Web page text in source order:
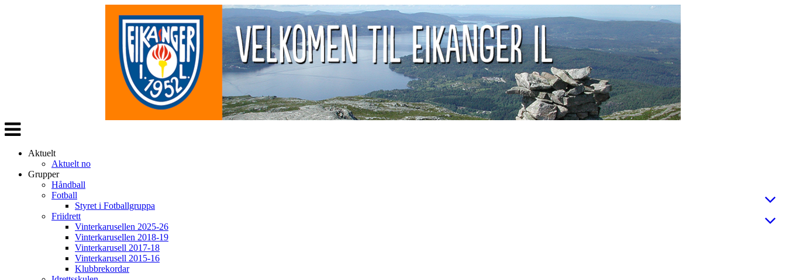
Veksle
navigasjon
Aktuelt
Aktuelt no
Grupper
Håndball
Fotball
Styret i Fotballgruppa
Friidrett
Vinterkarusellen 2025-26
Vinterkarusellen 2018-19
Vinterkarusell 2017-18
Vinterkarusell 2015-16
Klubbrekordar